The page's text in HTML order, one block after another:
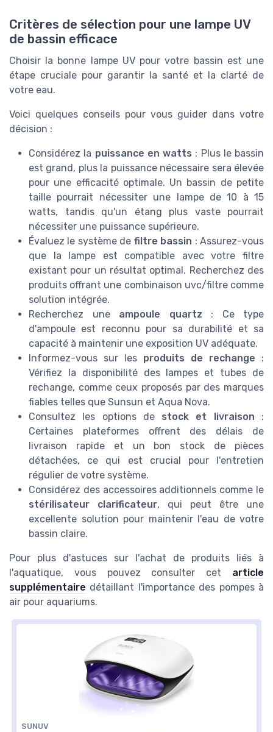
Critères de sélection pour une lampe UV
de bassin efficace
Choisir la bonne lampe UV pour votre bassin est une
étape cruciale pour garantir la santé et la clarté de
votre eau.
Voici quelques conseils pour vous guider dans votre
décision :
Considérez la puissance en watts : Plus le bassin
est grand, plus la puissance nécessaire sera élevée
pour une efficacité optimale. Un bassin de petite
taille pourrait nécessiter une lampe de 10 à 15
watts, tandis qu'un étang plus vaste pourrait
nécessiter une puissance supérieure.
Évaluez le système de filtre bassin : Assurez-vous
que la lampe est compatible avec votre filtre
existant pour un résultat optimal. Recherchez des
produits offrant une combinaison uvc/filtre comme
solution intégrée.
Recherchez une ampoule quartz : Ce type
d'ampoule est reconnu pour sa durabilité et sa
capacité à maintenir une exposition UV adéquate.
Informez-vous sur les produits de rechange :
Vérifiez la disponibilité des lampes et tubes de
rechange, comme ceux proposés par des marques
fiables telles que Sunsun et Aqua Nova.
Consultez les options de stock et livraison :
Certaines plateformes offrent des délais de
livraison rapide et un bon stock de pièces
détachées, ce qui est crucial pour l'entretien
régulier de votre système.
Considérez des accessoires additionnels comme le
stérilisateur clarificateur, qui peut être une
excellente solution pour maintenir l'eau de votre
bassin claire.
Pour plus d'astuces sur l'achat de produits liés à
l'aquatique, vous pouvez consulter cet article
supplémentaire détaillant l'importance des pompes à
air pour aquariums.
SUNUV